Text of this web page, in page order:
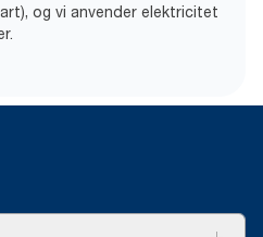
og vi anvender elektricitet